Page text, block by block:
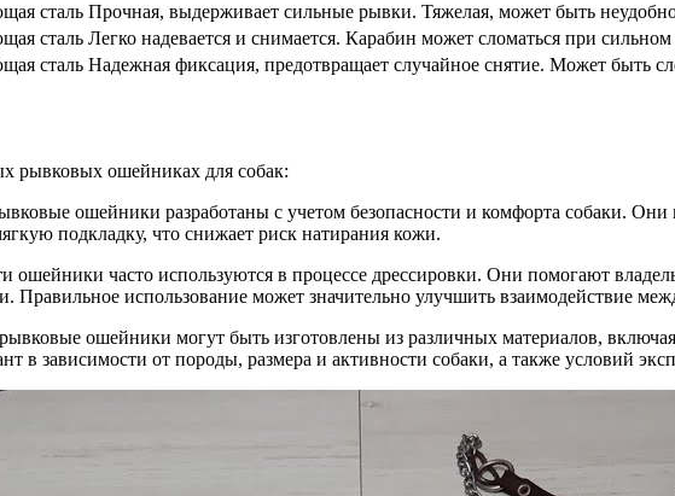
сталь Прочная, выдерживает сильные рывки. Тяжелая, может быть
сталь Легко надевается и снимается. Карабин может сломаться при
сталь Надежная фиксация, предотвращает случайное снятие. Может быть
рывковых ошейниках для собак:
ошейники разработаны с учетом безопасности и комфорта собаки.
подкладку, что снижает риск натирания кожи.
ошейники часто используются в процессе дрессировки. Они помогают
Правильное использование может значительно улучшить взаимодействие
ошейники могут быть изготовлены из различных материалов,
в зависимости от породы, размера и активности собаки, а также условий